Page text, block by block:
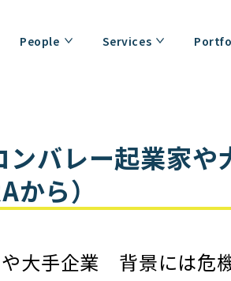
People Services
ンバレー起業家
ら）
大手企業 背景には危